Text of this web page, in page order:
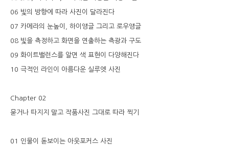
06 빛의 방향에 따라 사진이 달라진다
07 카메라의 눈높이, 하이앵글 그리고 로우앵글
08 빛을 측정하고 화면을 연출하는 측광과 구도
09 화이트밸런스를 알면 색 표현이 다양해진다
10 극적인 라인이 아름다운 실루엣 사진
Chapter 02
묻거나 따지지 말고 작품사진 그대로 따라 찍기
01 인물이 돋보이는 아웃포커스 사진